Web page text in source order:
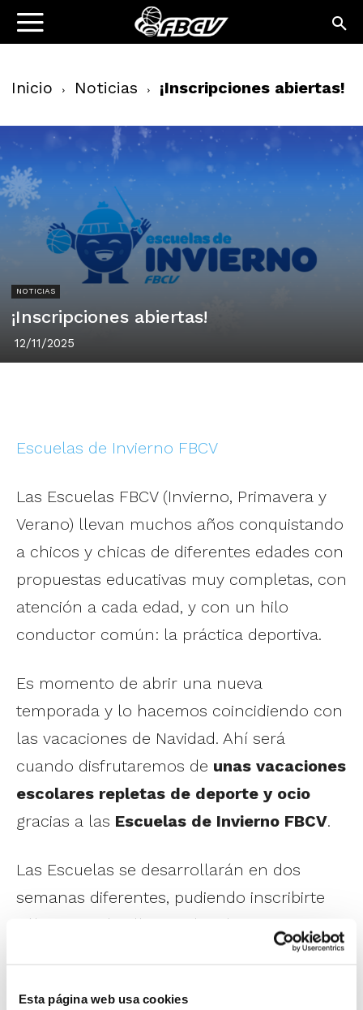
Esta página web usa cookies
Inicio Noticias ¡Inscripciones abiertas!
NOTICIAS
¡Inscripciones abiertas!
12/11/2025
Escuelas de Invierno FBCV
Las Escuelas FBCV (Invierno, Primavera y
Verano) llevan muchos años conquistando
a chicos y chicas de diferentes edades con
propuestas educativas muy completas, con
atención a cada edad, y con un hilo
conductor común: la práctica deportiva.
Es momento de abrir una nueva
temporada y lo hacemos coincidiendo con
las vacaciones de Navidad. Ahí será
cuando disfrutaremos de unas vacaciones
escolares repletas de deporte y ocio
gracias a las Escuelas de Invierno FBCV.
Las Escuelas se desarrollarán en dos
semanas diferentes, pudiendo inscribirte
sólo a una de ellas o a las dos semanas
Semana 1:23, 24 y 26 de diciembre